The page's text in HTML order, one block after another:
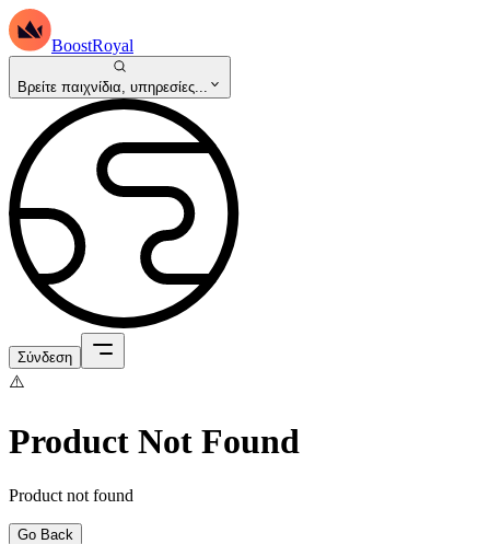
BoostRoyal
Βρείτε παιχνίδια, υπηρεσίες...
Σύνδεση
⚠️
Product Not Found
Product not found
Go Back